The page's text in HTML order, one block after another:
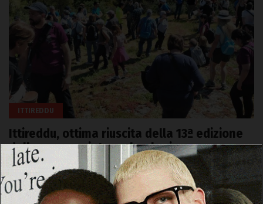
ITTIREDDU
Ittireddu, ottima riuscita della 13ª edizione
della passeggiata archeologica
21 Aprile 2026, 18:49